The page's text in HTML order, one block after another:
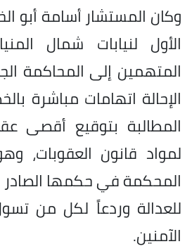
وكان المستشار أسامة أبو
الأول لنيابات شمال
المتهمين إلى المحاكمة
الإحالة اتهامات مباشرة
المطالبة بتوقيع أقصى
لمواد قانون العقوبات،
المحكمة في حكمها الصادر
للعدالة وردعاً لكل من
الآمنين.